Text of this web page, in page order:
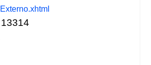
13314